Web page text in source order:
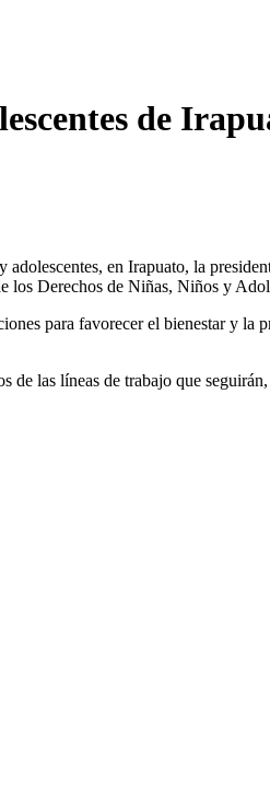
de
en Irapuato, la
Derechos de Niñas, Niños y
para favorecer el bienestar y la
las líneas de trabajo que